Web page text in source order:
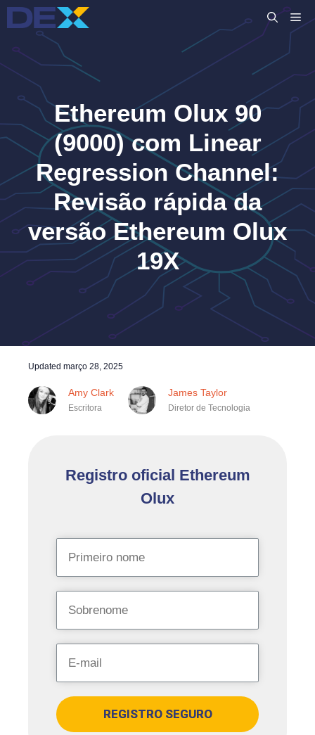
Pular
para
conteúdo
Ethereum Olux 90
(9000) com Linear
Regression Channel:
Revisão rápida da
versão Ethereum Olux
19X
Updated março 28, 2025
Amy Clark
Escritora
James Taylor
Diretor de Tecnologia
Registro oficial Ethereum
Olux
REGISTRO SEGURO